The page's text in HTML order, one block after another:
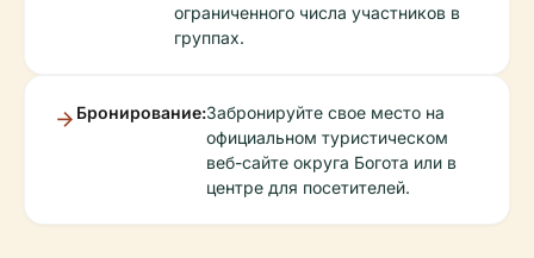
ограниченного числа участников в
группах.
Бронирование:Забронируйте свое место на
официальном туристическом
веб-сайте округа Богота или в
центре для посетителей.